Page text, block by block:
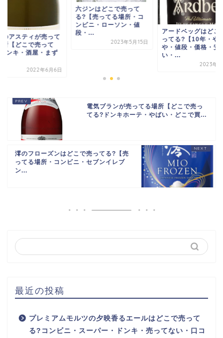
ニ・ローソン・値
2023年5月15日
アードベッグはどこで売
ってる?【10年・やま
天使のアスティが売
る場所【どこで売っ
る?ドンキ・酒屋・
電気ブランが売ってる場所【どこで売っ
てる?ドンキホーテ・やばい・どこで買...
澪のフローズンはどこで売ってる?【売
ってる場所・コンビニ・セブンイレブ
ン...
最近の投稿
プレミアムモルツの夕映香るエールはどこで売って
る?コンビニ・スーパー・ドンキ・売ってない・口コ